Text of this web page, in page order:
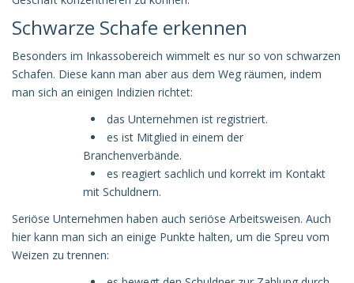
Schwarze Schafe erkennen
Besonders im Inkassobereich wimmelt es nur so von schwarzen
Schafen. Diese kann man aber aus dem Weg räumen, indem
man sich an einigen Indizien richtet:
das Unternehmen ist registriert.
es ist Mitglied in einem der
Branchenverbände.
es reagiert sachlich und korrekt im Kontakt
mit Schuldnern.
Seriöse Unternehmen haben auch seriöse Arbeitsweisen. Auch
hier kann man sich an einige Punkte halten, um die Spreu vom
Weizen zu trennen: